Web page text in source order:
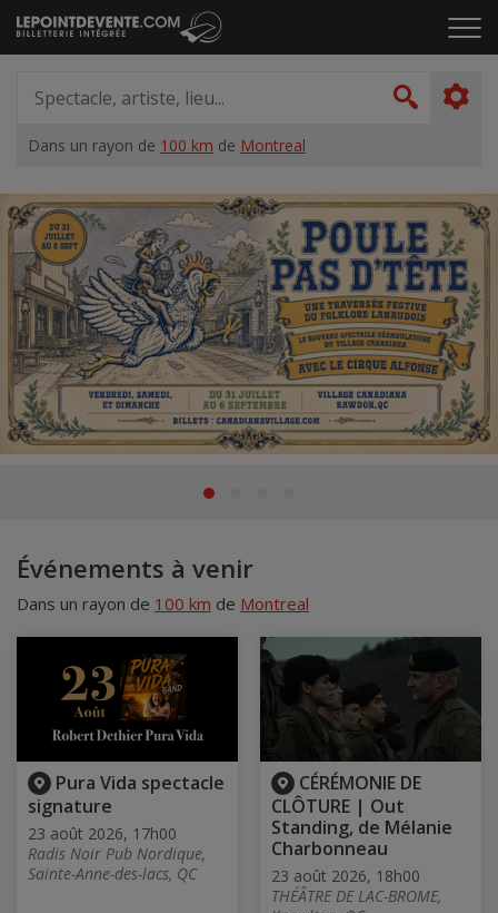
Passer
au
le
artiste,
lieu...
Dans un rayon de 100 km de Montreal
Accueil
Suggestions
Événements à venir
Dans un rayon de 100 km de Montreal
Pura Vida spectacle
signature
23 août 2026, 17h00
Radis Noir Pub Nordique,
Sainte-Anne-des-lacs, QC
CÉRÉMONIE DE
CLÔTURE | Out
Standing, de Mélanie
Charbonneau
23 août 2026, 18h00
THÉÂTRE DE LAC-BROME,